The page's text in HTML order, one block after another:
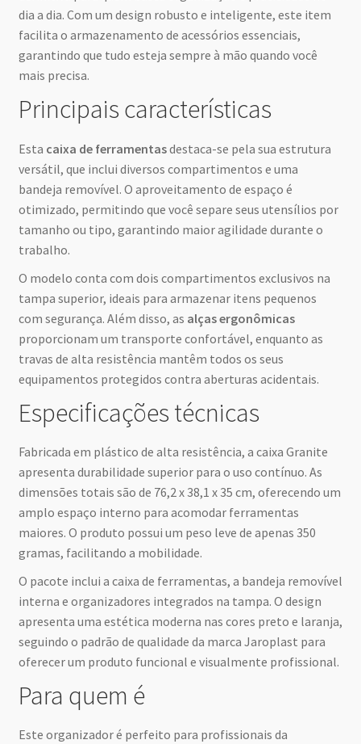
dia a dia. Com um design robusto e inteligente, este item
facilita o armazenamento de acessórios essenciais,
garantindo que tudo esteja sempre à mão quando você
mais precisa.
Principais características
Esta caixa de ferramentasdestaca-se pela sua estrutura
versátil, que inclui diversos compartimentos e uma
bandeja removível. O aproveitamento de espaço é
otimizado, permitindo que você separe seus utensílios por
tamanho ou tipo, garantindo maior agilidade durante o
trabalho.
O modelo conta com dois compartimentos exclusivos na
tampa superior, ideais para armazenar itens pequenos
com segurança. Além disso, as alças ergonômicas
proporcionam um transporte confortável, enquanto as
travas de alta resistência mantêm todos os seus
equipamentos protegidos contra aberturas acidentais.
Especificações técnicas
Fabricada em plástico de alta resistência, a caixa Granite
apresenta durabilidade superior para o uso contínuo. As
dimensões totais são de 76,2 x 38,1 x 35 cm, oferecendo um
amplo espaço interno para acomodar ferramentas
maiores. O produto possui um peso leve de apenas 350
gramas, facilitando a mobilidade.
O pacote inclui a caixa de ferramentas, a bandeja removível
interna e organizadores integrados na tampa. O design
apresenta uma estética moderna nas cores preto e laranja,
seguindo o padrão de qualidade da marca Jaroplast para
oferecer um produto funcional e visualmente profissional.
Para quem é
Este organizador é perfeito para profissionais da